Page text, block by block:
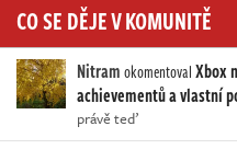
CO SE DĚJE V KOMUNITĚ
NitramokomentovalXbox
achievementů a vlastní
právě teď